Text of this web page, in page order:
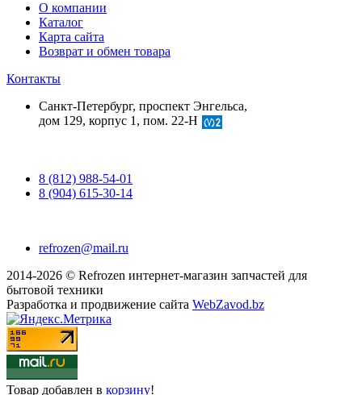
О компании
Каталог
Карта сайта
Возврат и обмен товара
Контакты
Санкт-Петербург, проспект Энгельса,
дом 129, корпус 1, пом. 22-Н
8 (812) 988-54-01
8 (904) 615-30-14
refrozen@mail.ru
2014-2026 © Refrozen интернет-магазин запчастей для
бытовой техники
Разработка и продвижение сайта WebZavod.bz
Товар добавлен в корзину!